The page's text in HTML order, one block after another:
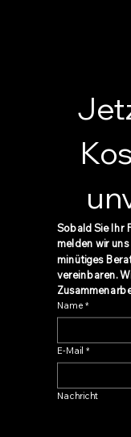
Sobald Sie Ihr
melden wir
minütiges
vereinbaren.
Name *
E-Mail *
Nachricht